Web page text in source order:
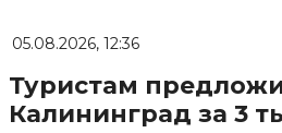
05.08.2026, 12:36
Туристам
Калининград за 3